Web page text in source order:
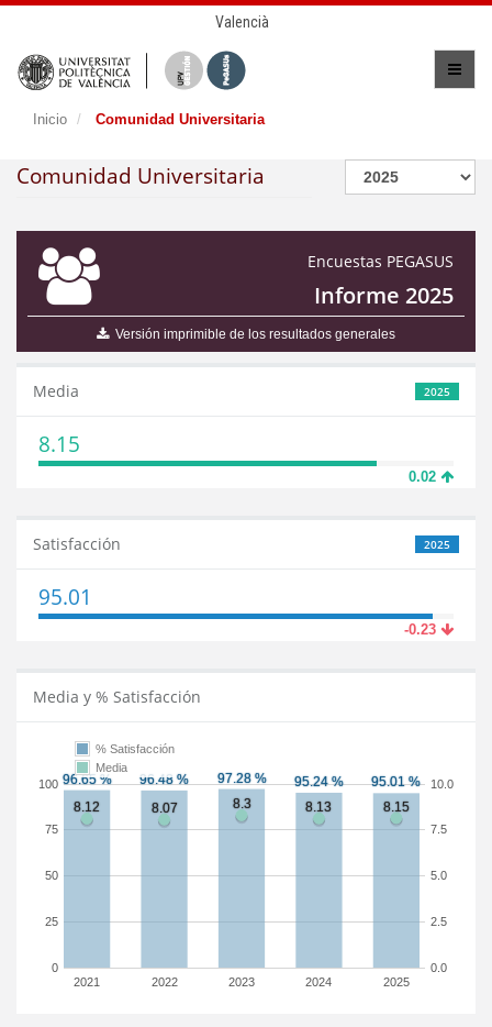
Valencià
Inicio Comunidad Universitaria
Comunidad Universitaria
Encuestas PEGASUS
Informe 2025
Versión imprimible de los resultados generales
2025
Media
8.15
0.02
2025
Satisfacción
95.01
-0.23
Media y % Satisfacción
2021 2022 2023 2024 2025
0
25
50
75
100
0.0
2.5
5.0
7.5
10.0
% Satisfacción
Media